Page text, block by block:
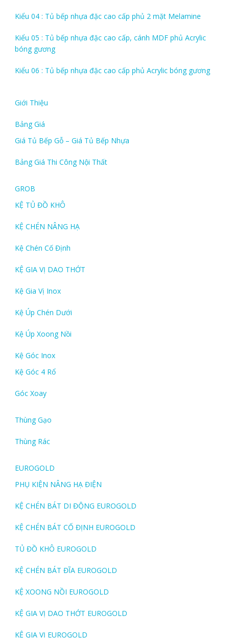
Kiểu 04 : Tủ bếp nhựa đặc cao cấp phủ 2 mặt Melamine
Kiểu 05 : Tủ bếp nhựa đặc cao cấp, cánh MDF phủ Acrylic
bóng gương
Kiểu 06 : Tủ bếp nhựa đặc cao cấp phủ Acrylic bóng gương
Giới Thiệu
Bảng Giá
Giá Tủ Bếp Gỗ – Giá Tủ Bếp Nhựa
Bảng Giá Thi Công Nội Thất
GROB
KỆ TỦ ĐỒ KHÔ
KỆ CHÉN NÂNG HẠ
Kệ Chén Cố Định
KỆ GIA VỊ DAO THỚT
Kệ Gia Vị Inox
Kệ Úp Chén Dưới
Kệ Úp Xoong Nồi
Kệ Góc Inox
Kệ Góc 4 Rổ
Góc Xoay
Thùng Gạo
Thùng Rác
EUROGOLD
PHỤ KIỆN NÂNG HẠ ĐIỆN
KỆ CHÉN BÁT DI ĐỘNG EUROGOLD
KỆ CHÉN BÁT CỐ ĐỊNH EUROGOLD
TỦ ĐỒ KHÔ EUROGOLD
KỆ CHÉN BÁT ĐĨA EUROGOLD
KỆ XOONG NỒI EUROGOLD
KỆ GIA VỊ DAO THỚT EUROGOLD
KỆ GIA VỊ EUROGOLD